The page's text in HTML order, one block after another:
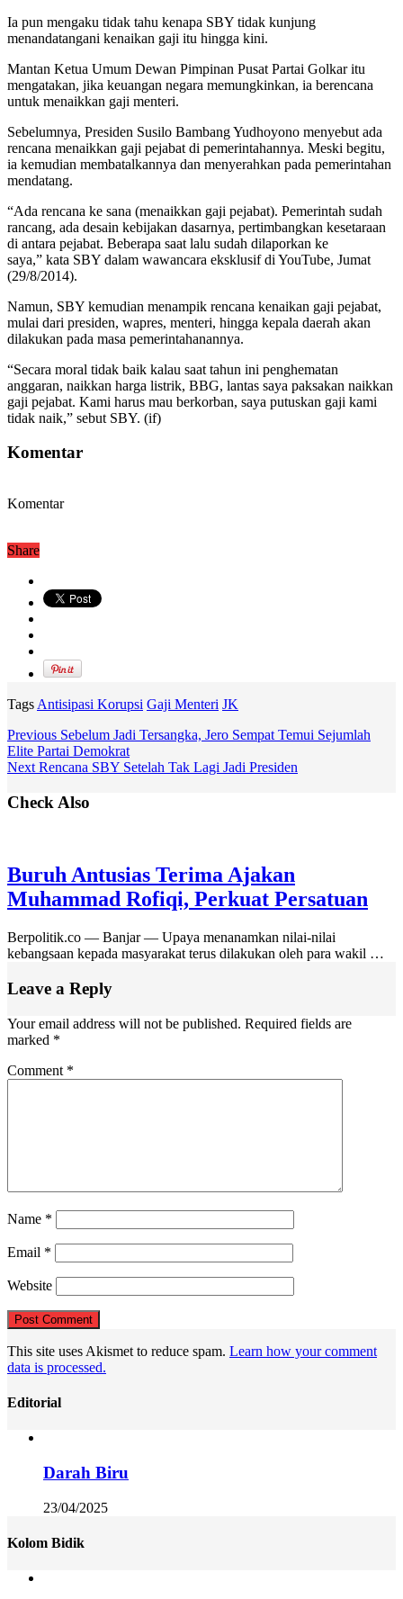
Ia pun mengaku tidak tahu kenapa SBY tidak kunjung
menandatangani kenaikan gaji itu hingga kini.
Mantan Ketua Umum Dewan Pimpinan Pusat Partai Golkar itu
mengatakan, jika keuangan negara memungkinkan, ia berencana
untuk menaikkan gaji menteri.
Sebelumnya, Presiden Susilo Bambang Yudhoyono menyebut ada
rencana menaikkan gaji pejabat di pemerintahannya. Meski begitu,
ia kemudian membatalkannya dan menyerahkan pada pemerintahan
mendatang.
“Ada rencana ke sana (menaikkan gaji pejabat). Pemerintah sudah
rancang, ada desain kebijakan dasarnya, pertimbangkan kesetaraan
di antara pejabat. Beberapa saat lalu sudah dilaporkan ke
saya,” kata SBY dalam wawancara eksklusif di YouTube, Jumat
(29/8/2014).
Namun, SBY kemudian menampik rencana kenaikan gaji pejabat,
mulai dari presiden, wapres, menteri, hingga kepala daerah akan
dilakukan pada masa pemerintahanannya.
“Secara moral tidak baik kalau saat tahun ini penghematan
anggaran, naikkan harga listrik, BBG, lantas saya paksakan naikkan
gaji pejabat. Kami harus mau berkorban, saya putuskan gaji kami
tidak naik,” sebut SBY. (if)
Komentar
Komentar
Share
Tags Antisipasi Korupsi Gaji Menteri JK
Previous Sebelum Jadi Tersangka, Jero Sempat Temui Sejumlah
Elite Partai Demokrat
Next Rencana SBY Setelah Tak Lagi Jadi Presiden
Check Also
Buruh Antusias Terima Ajakan
Muhammad Rofiqi, Perkuat Persatuan
Berpolitik.co — Banjar — Upaya menanamkan nilai-nilai
kebangsaan kepada masyarakat terus dilakukan oleh para wakil …
Leave a Reply
Your email address will not be published. Required fields are
marked *
Comment *
Name *
Email *
Website
This site uses Akismet to reduce spam. Learn how your comment
data is processed.
Editorial
Darah Biru
23/04/2025
Kolom Bidik